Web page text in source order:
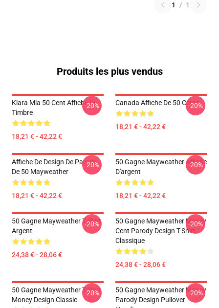
1 / 1
Produits les plus vendus
Kiara Mia 50 Cent Affiche Du
Timbre
18,21 € - 42,22 €
-20% Canada Affiche De 50 Cents
18,21 € - 42,22 €
-20%
Affiche De Design De Parody
De 50 Mayweather
18,21 € - 42,22 €
-20%
50 Gagne Mayweather Affiche
D'argent
18,21 € - 42,22 €
-20%
50 Gagne Mayweather T-Shirt
Argent
24,38 € - 28,06 €
-20%
50 Gagne Mayweather Money
Cent Parody Design T-Shirt
Classique
24,38 € - 28,06 €
-20%
50 Gagne Mayweather T-Shirt
Money Design Classic
-20%
50 Gagne Mayweather Money
Parody Design Pullover
-20%